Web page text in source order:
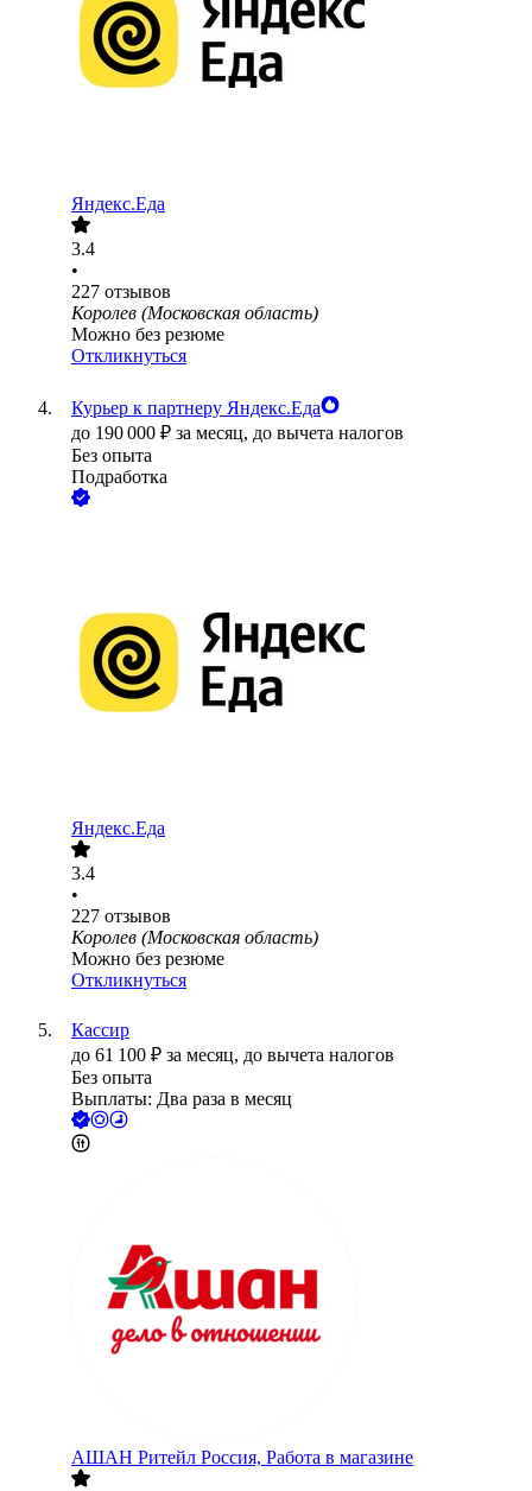
Яндекс.Еда
3.4
•
227 отзывов
Королев (Московская область)
Можно без резюме
Откликнуться
Курьер к партнеру Яндекс.Еда
до 190 000 ₽ за месяц, до вычета налогов
Без опыта
Подработка
Яндекс.Еда
3.4
•
227 отзывов
Королев (Московская область)
Можно без резюме
Откликнуться
Кассир
до 61 100 ₽ за месяц, до вычета налогов
Без опыта
Выплаты: Два раза в месяц
АШАН Ритейл Россия, Работа в магазине